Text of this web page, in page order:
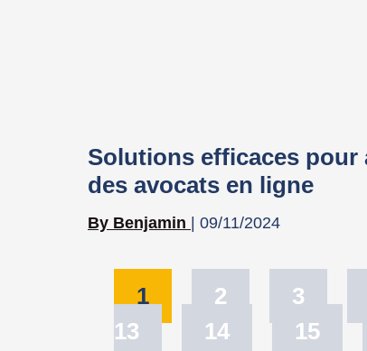
Solutions efficaces
des avocats en ligne
Benjamin 09/11/2024
1 2 3
13
14 15